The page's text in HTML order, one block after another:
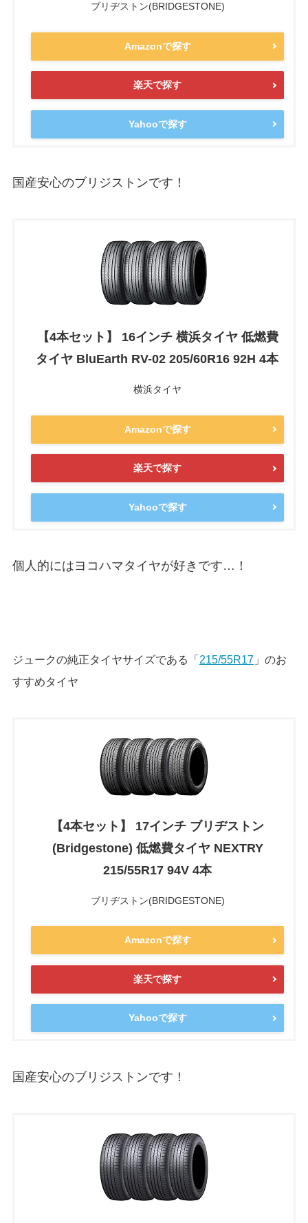
ブリヂストン(BRIDGESTONE)
Amazonで探す
楽天で探す
Yahooで探す
国産安心のブリジストンです！
【4本セット】 16インチ 横浜タイヤ 低燃費
タイヤ BluEarth RV-02 205/60R16 92H 4本
横浜タイヤ
Amazonで探す
楽天で探す
Yahooで探す
個人的にはヨコハマタイヤが好きです…！
ジュークの純正タイヤサイズである「 215/55R17」のお
すすめタイヤ
【4本セット】 17インチ ブリヂストン
(Bridgestone) 低燃費タイヤ NEXTRY
215/55R17 94V 4本
ブリヂストン(BRIDGESTONE)
Amazonで探す
楽天で探す
Yahooで探す
国産安心のブリジストンです！